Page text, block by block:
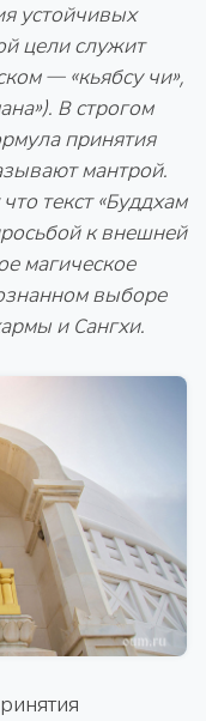
устойчивых
цели служит
— «кьябсу чи»,
В строгом
принятия
мантрой.
текст «Буддхам
к внешней
магическое
выборе
и Сангхи.